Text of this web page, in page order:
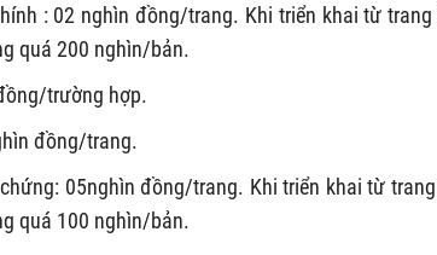
: 02 nghìn đồng/trang. Khi triển khai từ
quá 200 nghìn/bản.
trường hợp.
đồng/trang.
05nghìn đồng/trang. Khi triển khai từ
quá 100 nghìn/bản.